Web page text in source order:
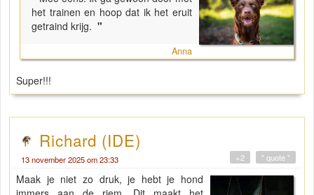
het trainen en hoop dat ik het eruit
getraind krijg. "
Anna
Super!!!
Richard (IDE)
13 november 2025 om 23:33 " quote "
+2
Maak je niet zo druk, je hebt je hond